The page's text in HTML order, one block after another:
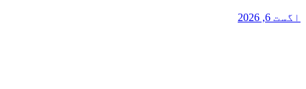
اگست 6, 2026